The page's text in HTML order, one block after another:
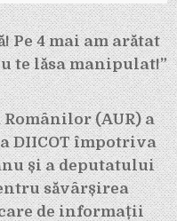
Pe 4 mai am arătat
te lăsa manipulat!”
(AUR) a
DIICOT împotriva
și a deputatului
săvârșirea
de informații